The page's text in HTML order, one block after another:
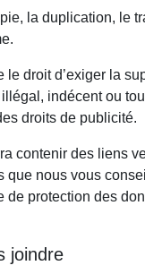
la duplication, le
le droit d’exiger la
indécent ou
droits de publicité.
contenir des liens
que nous vous
de protection des
joindre